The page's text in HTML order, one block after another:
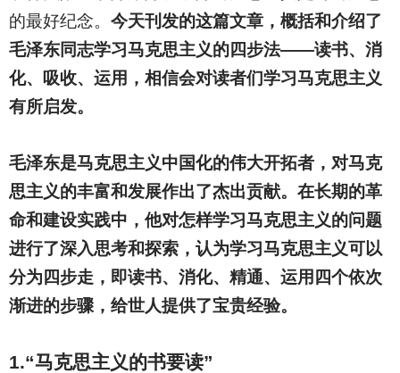
的最好纪念。 今天刊发的这篇文章，概括和介绍了
毛泽东同志学习马克思主义的四步法——读书、消
化、吸收、运用，相信会对读者们学习马克思主义
有所启发。
毛泽东是马克思主义中国化的伟大开拓者，对马克
思主义的丰富和发展作出了杰出贡献。在长期的革
命和建设实践中，他对怎样学习马克思主义的问题
进行了深入思考和探索，认为学习马克思主义可以
分为四步走，即读书、消化、精通、运用四个依次
渐进的步骤，给世人提供了宝贵经验。
1.“马克思主义的书要读”